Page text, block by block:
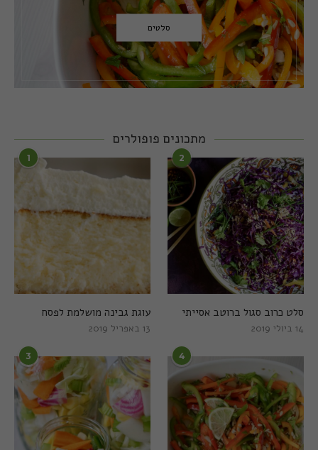
סלטים
מתכונים פופולרים
1
עוגת גבינה מושלמת לפסח
13 באפריל 2019
2
סלט כרוב סגול ברוטב אסייתי
14 ביולי 2019
3 4